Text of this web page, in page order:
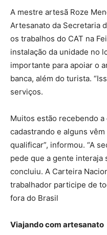
A mestre artesã Roze
Artesanato da Secretaria
os trabalhos do CAT na
instalação da unidade no
importante para apoiar o
banca, além do turista.
serviços.
Muitos estão recebendo
cadastrando e alguns
qualificar”, informou. “A
pede que a gente interaja
concluiu. A Carteira
trabalhador participe de
fora do Brasil
Viajando com artesanato